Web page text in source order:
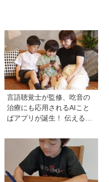
言語聴覚士が監修、吃音の
治療にも応用されるAIこと
ばアプリが誕生！ 伝える力
める「ことたね」の魅力と